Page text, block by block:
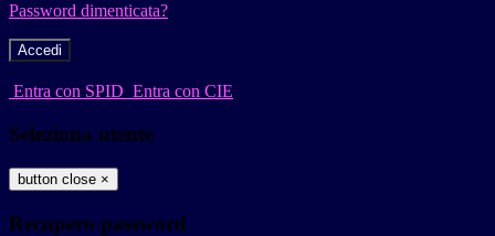
Password dimenticata?
-
Entra con SPID Entra con CIE
Seleziona utente
button close ×
Recupero password